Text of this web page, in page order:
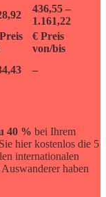
436,55 –
1.161,22
€ Preis
von/bis
–
40 % bei Ihrem
hier kostenlos die 5
internationalen
haben